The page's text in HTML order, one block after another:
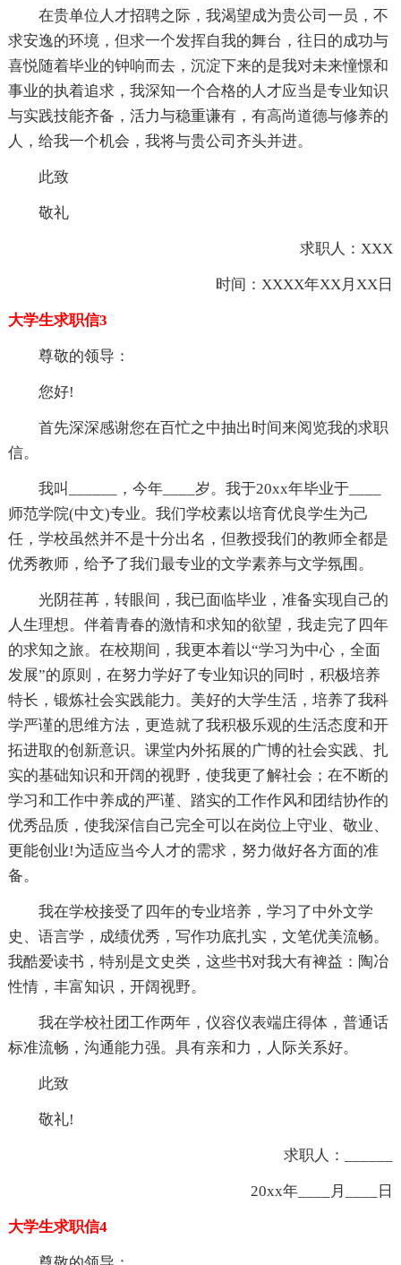
在贵单位人才招聘之际，我渴望成为贵公司一员，不
求安逸的环境，但求一个发挥自我的舞台，往日的成功与
喜悦随着毕业的钟响而去，沉淀下来的是我对未来憧憬和
事业的执着追求，我深知一个合格的人才应当是专业知识
与实践技能齐备，活力与稳重谦有，有高尚道德与修养的
人，给我一个机会，我将与贵公司齐头并进。
此致
敬礼
求职人：XXX
时间：XXXX年XX月XX日
大学生求职信3
尊敬的领导：
您好!
首先深深感谢您在百忙之中抽出时间来阅览我的求职
信。
我叫______，今年____岁。我于20xx年毕业于____
师范学院(中文)专业。我们学校素以培育优良学生为己
任，学校虽然并不是十分出名，但教授我们的教师全都是
优秀教师，给予了我们最专业的文学素养与文学氛围。
光阴荏苒，转眼间，我已面临毕业，准备实现自己的
人生理想。伴着青春的激情和求知的欲望，我走完了四年
的求知之旅。在校期间，我更本着以“学习为中心，全面
发展”的原则，在努力学好了专业知识的同时，积极培养
特长，锻炼社会实践能力。美好的大学生活，培养了我科
学严谨的思维方法，更造就了我积极乐观的生活态度和开
拓进取的创新意识。课堂内外拓展的广博的社会实践、扎
实的基础知识和开阔的视野，使我更了解社会；在不断的
学习和工作中养成的严谨、踏实的工作作风和团结协作的
优秀品质，使我深信自己完全可以在岗位上守业、敬业、
更能创业!为适应当今人才的需求，努力做好各方面的准
备。
我在学校接受了四年的专业培养，学习了中外文学
史、语言学，成绩优秀，写作功底扎实，文笔优美流畅。
我酷爱读书，特别是文史类，这些书对我大有裨益：陶冶
性情，丰富知识，开阔视野。
我在学校社团工作两年，仪容仪表端庄得体，普通话
标准流畅，沟通能力强。具有亲和力，人际关系好。
此致
敬礼!
求职人：______
20xx年____月____日
大学生求职信4